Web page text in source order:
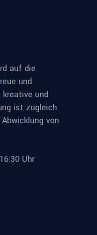
auf die
und
und
ist zugleich
von
Uhr